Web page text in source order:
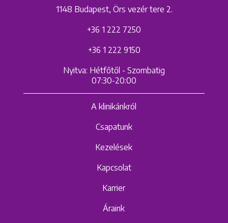
1148 Budapest, Örs vezér tere 2.
+36 1 222 7250
+36 1 222 9150
Nyitva: Hétfőtől - Szombatig
07:30-20:00
A klinikánkról
Csapatunk
Kezelések
Kapcsolat
Karrier
Áraink